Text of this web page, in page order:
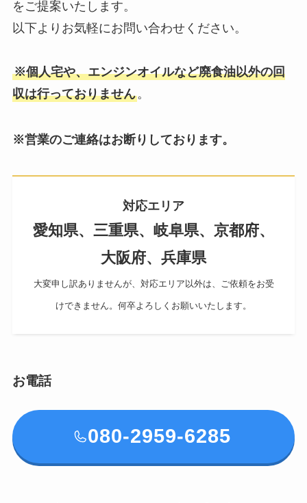
をご提案いたします。
以下よりお気軽にお問い合わせください。
※個人宅や、エンジンオイルなど廃食油以外の回
収は行っておりません。
※営業のご連絡はお断りしております。
対応エリア
愛知県、三重県、岐阜県、京都府、
大阪府、兵庫県
大変申し訳ありませんが、対応エリア以外は、ご依頼をお受
けできません。何卒よろしくお願いいたします。
お電話
080-2959-6285